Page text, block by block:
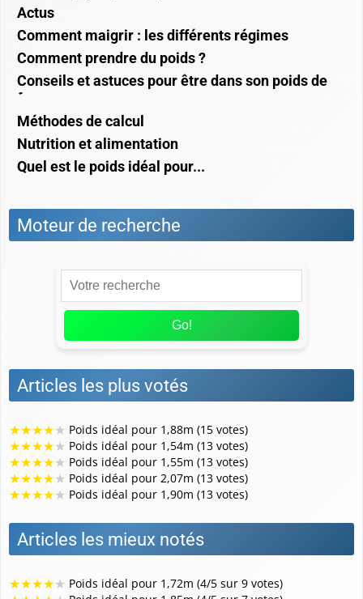
Actus
Comment maigrir : les différents régimes
Comment prendre du poids ?
Conseils et astuces pour être dans son poids de
forme
Méthodes de calcul
Nutrition et alimentation
Quel est le poids idéal pour...
Moteur de recherche
Go!
Articles les plus votés
★★★★★ Poids idéal pour 1,88m (15 votes)
★★★★★ Poids idéal pour 1,54m (13 votes)
★★★★★ Poids idéal pour 1,55m (13 votes)
★★★★★ Poids idéal pour 2,07m (13 votes)
★★★★★ Poids idéal pour 1,90m (13 votes)
Articles les mieux notés
★★★★★ Poids idéal pour 1,72m (4/5 sur 9 votes)